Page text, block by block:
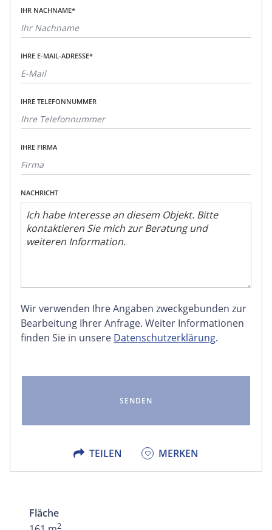
IHR NACHNAME*
IHRE E-MAIL-ADRESSE*
IHRE TELEFONNUMMER
IHRE FIRMA
NACHRICHT
Wir verwenden Ihre Angaben zweckgebunden zur
Bearbeitung Ihrer Anfrage. Weiter Informationen
finden Sie in unsere Datenschutzerklärung.
TEILEN
FACEBOOK
X
MERKEN
Fläche
2